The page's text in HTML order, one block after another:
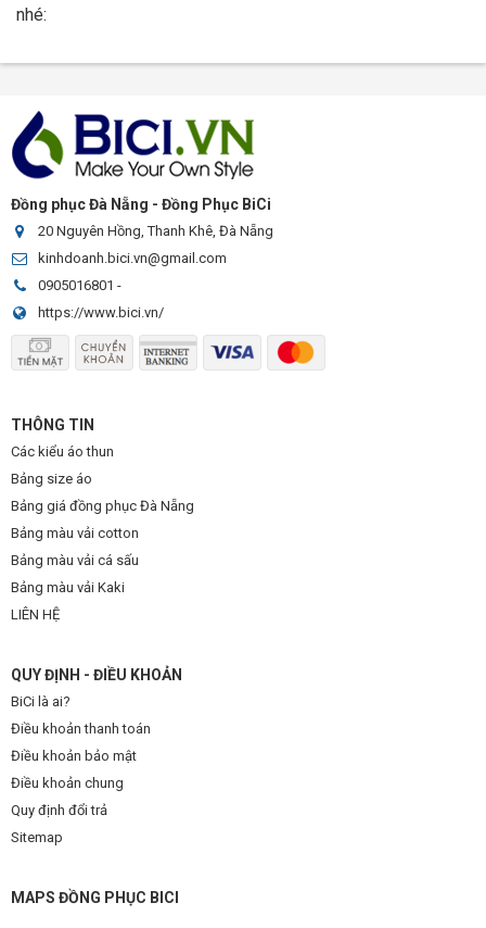
nhé:
Đồng phục Đà Nẵng - Đồng Phục BiCi
20 Nguyên Hồng, Thanh Khê, Đà Nẵng
kinhdoanh.bici.vn@gmail.com
0905016801 -
https://www.bici.vn/
THÔNG TIN
Các kiểu áo thun
Bảng size áo
Bảng giá đồng phục Đà Nẵng
Bảng màu vải cotton
Bảng màu vải cá sấu
Bảng màu vải Kaki
LIÊN HỆ
QUY ĐỊNH - ĐIỀU KHOẢN
BiCi là ai?
Điều khoản thanh toán
Điều khoản bảo mật
Điều khoản chung
Quy định đổi trả
Sitemap
MAPS ĐỒNG PHỤC BICI